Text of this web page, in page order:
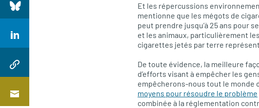
Et les répercussions
mentionne que les mégots de
peut prendre jusqu’à 25 ans pour
et les animaux, particulièrement
cigarettes jetés par terre
De toute évidence, la meilleure
d’efforts visant à empêcher les
empêcherons-nous tout le monde
moyens pour résoudre le problème
combinée à la réglementation